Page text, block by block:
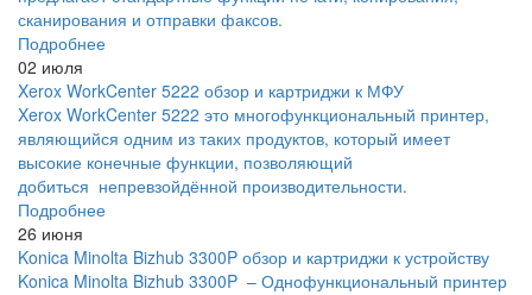
сканирования и отправки факсов.
Подробнее
02 июля
Xerox WorkCenter 5222 обзор и картриджи к МФУ
Xerox WorkCenter 5222 это многофункциональный принтер,
являющийся одним из таких продуктов, который имеет
высокие конечные функции, позволяющий
добиться непревзойдённой производительности.
Подробнее
26 июня
Konica Minolta Bizhub 3300P обзор и картриджи к устройству
Konica Minolta Bizhub 3300P – Однофункциональный принтер